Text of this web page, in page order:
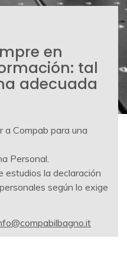
en
tal
adecuada
Compab para una
Personal.
estudios la declaración
según lo exige